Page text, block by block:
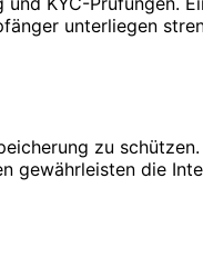
unterliegen
zu
gewährleisten die